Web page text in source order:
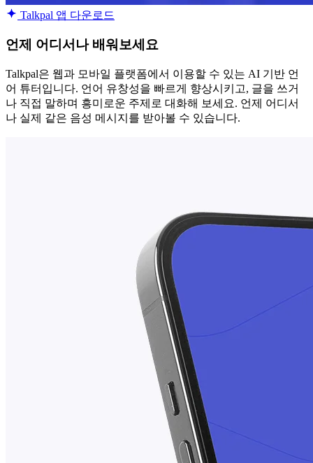
Talkpal 앱 다운로드
언제 어디서나 배워보세요
Talkpal은 웹과 모바일 플랫폼에서 이용할 수 있는 AI 기반 언
어 튜터입니다. 언어 유창성을 빠르게 향상시키고, 글을 쓰거
나 직접 말하며 흥미로운 주제로 대화해 보세요. 언제 어디서
나 실제 같은 음성 메시지를 받아볼 수 있습니다.